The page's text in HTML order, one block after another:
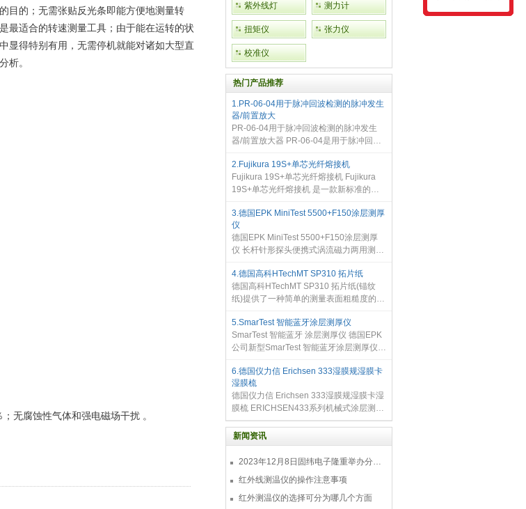
目的；无需张贴反光条即能方便地测量转
最适合的转速测量工具；由于能在运转的状
显得特别有用，无需停机就能对诸如大型直
析。
无腐蚀性气体和强电磁场干扰 。
紫外线灯 测力计
扭矩仪 张力仪
校准仪
热门产品推荐
1.PR-06-04用于脉冲回波检测的脉冲发生
器/前置放大
PR-06-04用于脉冲回波检测的脉冲发生
器/前置放大器 PR-06-04是用于脉冲回波
道都可以驱动传统的超声探头获得更高的
增益脉冲，并提高回波信号，
2.Fujikura 19S+单芯光纤熔接机
Fujikura 19S+单芯光纤熔接机 Fujikura
19S+单芯光纤熔接机 是一款新标准的，
列新的功能，如：自动化防风盖和自动热
缩套管加热、9秒快速熔接和9秒
3.德国EPK MiniTest 5500+F150涂层测厚
仪
德国EPK MiniTest 5500+F150涂层测厚
仪 长杆针形探头便携式涡流磁力两用测厚
头能够测量内孔镀层和涂层。。 便携式长
杆针形探头，能够测量内孔涂
4.德国高科HTechMT SP310 拓片纸
德国高科HTechMT SP310 拓片纸(锚纹
纸)提供了一种简单的测量表面粗糙度的方
和一层泡沫面构成。将拓片纸放到被测表
面，并进行充分压印后， 表面粗糙状况就
会详细的记录到拓片纸上。每包可以做50
5.SmarTest 智能蓝牙涂层测厚仪
SmarTest 智能蓝牙 涂层测厚仪 德国EPK
公司新型SmarTest 智能蓝牙涂层测厚仪
智能蓝牙涂层测厚仪 采用无线SIDSP处理
技术结合特殊精密测量和现代无线技
6.德国仪力信 Erichsen 333湿膜规湿膜卡
湿膜梳
德国仪力信 Erichsen 333湿膜规湿膜卡湿
膜梳 ERICHSEN433系列机械式涂层测厚
仪 ，适用于湿膜或干膜的厚度测量，如
433是适用于测量湿膜涂层的厚度，而233
是适用于测量干膜涂层的厚度，
新闻资讯
2023年12月8日固纬电子隆重举办分销商答谢会，展示重磅新产品！
红外线测温仪的操作注意事项
红外测温仪的选择可分为哪几个方面